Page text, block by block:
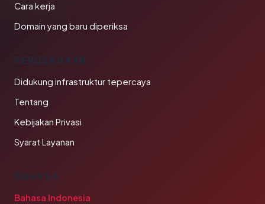
Cara kerja
Domain yang baru diperiksa
PERUSAHAAN
Didukung infrastruktur tepercaya
Tentang
Kebijakan Privasi
Syarat Layanan
BAHASA
Bahasa Indonesia